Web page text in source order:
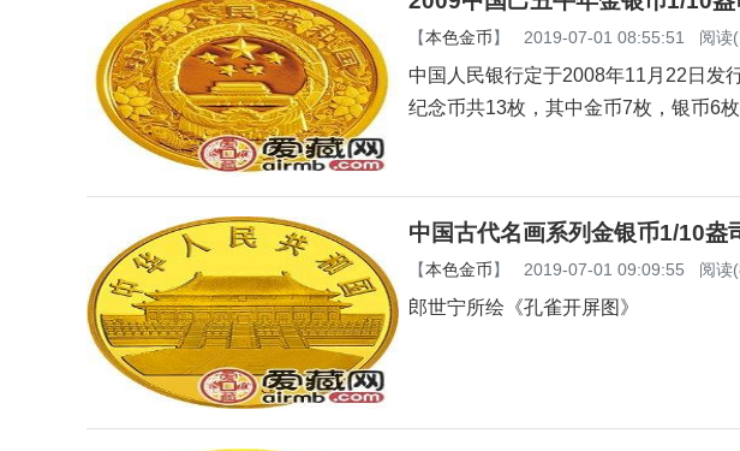
【本色金币】 2019-07-01 08:55:51 阅读
中国人民银行定于2008年11月22日发
纪念币共13枚，其中金币7枚，银币6
中国古代名画系列金银币1/10盎
【本色金币】 2019-07-01 09:09:55 阅读
郎世宁所绘《孔雀开屏图》